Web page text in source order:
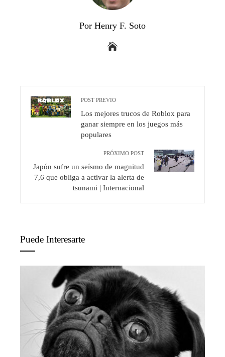
Por Henry F. Soto
POST PREVIO
Los mejores trucos de Roblox para
ganar siempre en los juegos más
populares
PRÓXIMO POST
Japón sufre un seísmo de magnitud
7,6 que obliga a activar la alerta de
tsunami | Internacional
Puede Interesarte